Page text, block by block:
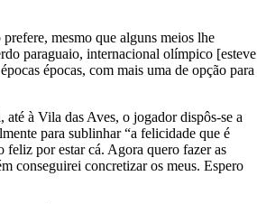
mesmo que alguns meios lhe
paraguaio, internacional olímpico [esteve
épocas, com mais uma de opção para
à Vila das Aves, o jogador dispôs-se a
para sublinhar “a felicidade que é
por estar cá. Agora quero fazer as
conseguirei concretizar os meus. Espero